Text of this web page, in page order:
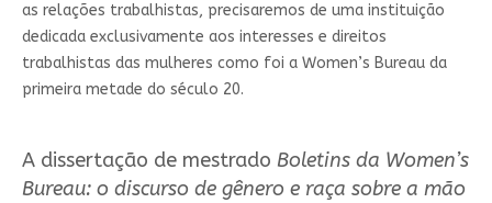
as relações trabalhistas, precisaremos de uma instituição
dedicada exclusivamente aos interesses e direitos
trabalhistas das mulheres como foi a Women’s Bureau da
primeira metade do século 20.
A dissertação de mestrado Boletins da Women’s
Bureau: o discurso de gênero e raça sobre a mão